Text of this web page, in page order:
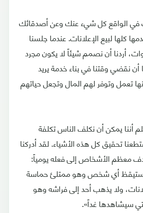
في الواقع كل شيء عنك وعن أصدقائك
كلها لبيع الإعلانات. عندما جلسنا
قبل 3 سنوات، أردنا أن نصمم شيئاً لا يكون مجرد
أن نقضي وقتنا في بناء خدمة يريد
تعمل وتوفر لهم المال وتجعل حياتهم
أننا يمكن أن نكلف الناس تكلفة
تحقيق كل هذه الأشياء. لقد أدركنا
معظم الأشخاص إلى فعله يومياً:
يستيقظ أي شخص وهو ممتلئ حماسة
ولا يذهب أحد إلى فراشه وهو
سيشاهدها غداً».